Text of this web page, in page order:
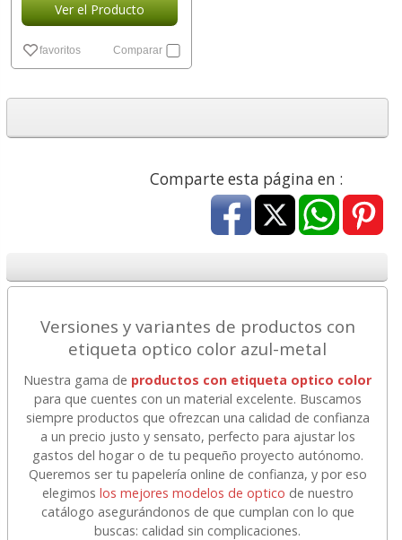
Ver el Producto
favoritos Comparar
Comparte esta página en :
Versiones y variantes de productos con
etiqueta optico color azul-metal
Nuestra gama de productos con etiqueta optico color
para que cuentes con un material excelente. Buscamos
siempre productos que ofrezcan una calidad de confianza
a un precio justo y sensato, perfecto para ajustar los
gastos del hogar o de tu pequeño proyecto autónomo.
Queremos ser tu papelería online de confianza, y por eso
elegimos los mejores modelos de optico de nuestro
catálogo asegurándonos de que cumplan con lo que
buscas: calidad sin complicaciones.